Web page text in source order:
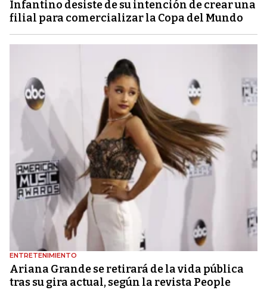
Infantino desiste de su intención de crear una
filial para comercializar la Copa del Mundo
ENTRETENIMIENTO
Ariana Grande se retirará de la vida pública
tras su gira actual, según la revista People